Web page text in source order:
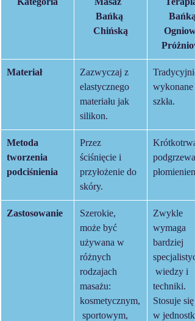
Bańką
Chińską
Bańką
Materiał
Zazwyczaj z
elastycznego
materiału jak
silikon.
wykonane
szkła.
Metoda
tworzenia
podciśnienia
Przez
ściśnięcie i
przyłożenie do
skóry.
płomieniem.
Zastosowanie
Szerokie,
może być
używana w
różnych
rodzajach
masażu:
kosmetycznym,
sportowym,
Zwykle
wymaga
bardziej
wiedzy i
techniki.
Stosuje się
w